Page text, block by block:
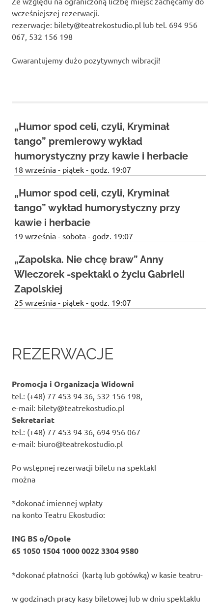
wcześniejszej rezerwacji.
rezerwacje: bilety@teatrekostudio.pl lub tel. 694 956
067, 532 156 198
Gwarantujemy dużo pozytywnych wibracji!
Opole
kultura
Opole
opolski
sztuka
teatr
teatr
opole
w
opolu
w
Opolu
w
„Humor spod celi, czyli, Kryminał
tango” premierowy wykład
humorystyczny przy kawie i herbacie
18 września - piątek - godz. 19:07
„Humor spod celi, czyli, Kryminał
tango” wykład humorystyczny przy
kawie i herbacie
19 września - sobota - godz. 19:07
„Zapolska. Nie chcę braw” Anny
Wieczorek -spektakl o życiu Gabrieli
Zapolskiej
25 września - piątek - godz. 19:07
REZERWACJE
Promocja i Organizacja Widowni
tel.: (+48) 77 453 94 36, 532 156 198,
e-mail: bilety@teatrekostudio.pl
Sekretariat
tel.: (+48) 77 453 94 36, 694 956 067
e-mail: biuro@teatrekostudio.pl
Po wstępnej rezerwacji biletu na spektakl
można
*dokonać imiennej wpłaty
na konto Teatru Ekostudio:
ING BS o/Opole
65 1050 1504 1000 0022 3304 9580
*dokonać płatności (kartą lub gotówką) w kasie teatru-
w godzinach pracy kasy biletowej lub w dniu spektaklu